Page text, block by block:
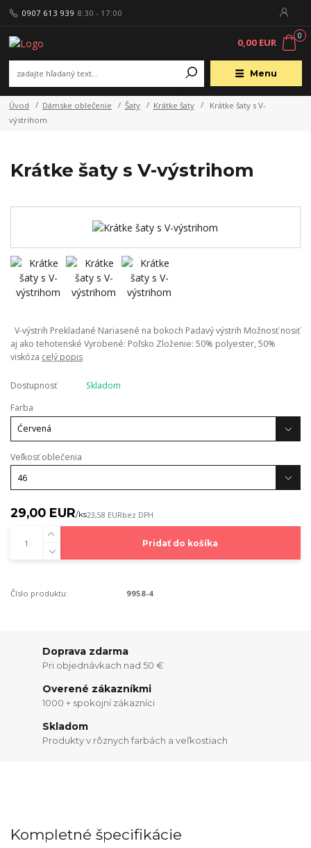
Menu
0907 613 939 8:30 - 17:00
0
0,00 EUR
Úvod Dámske oblečenie Šaty Krátke šaty
Krátke šaty s V-
výstrihom
Krátke šaty s V-výstrihom
V-výstrih Prekladané Nariasené na bokoch Padavý výstrih Možnosť nosiť
aj ako tehotenské Vyrobené: Poľsko Zloženie: 50% polyester, 50%
viskóza celý popis
Dostupnosť
Skladom
Farba
Veľkosť oblečenia
29,00 EUR/ks23,58 EURbez DPH
Pridať do košíka
Číslo produktu: 9958-4
Doprava zdarma
Pri objednávkach nad 50 €
Overené zákazníkmi
1000 + spokojní zákazníci
Skladom
Produkty v rôznych farbách a veľkostiach
Kompletné špecifikácie